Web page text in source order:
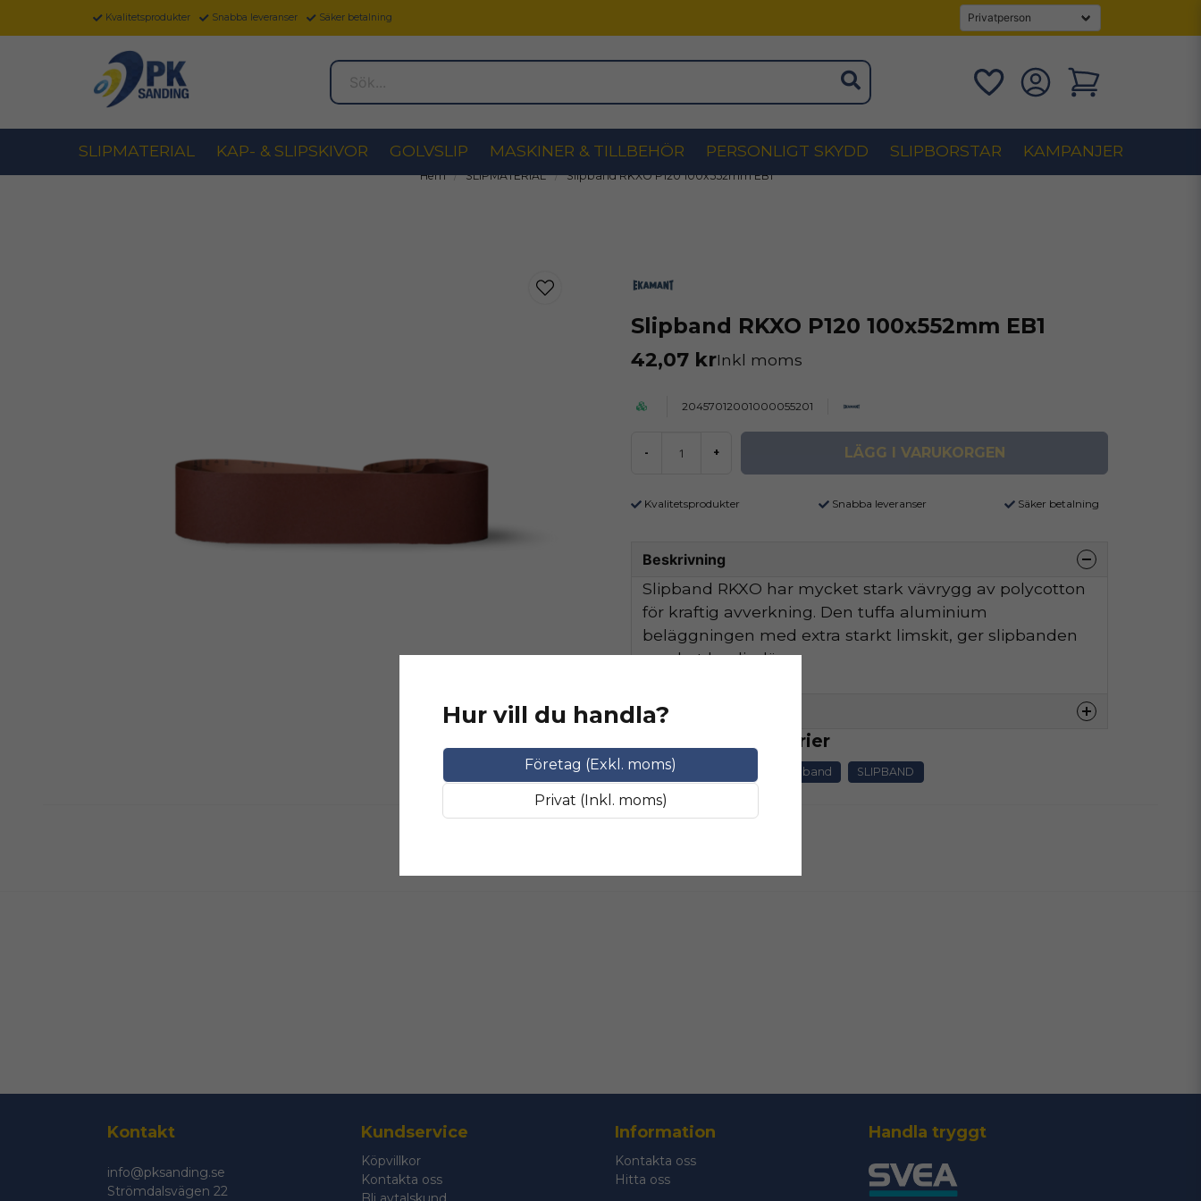
Kvalitetsprodukter Snabba leveranser Säker betalning
Sök...
SLIPMATERIAL KAP- & SLIPSKIVOR GOLVSLIP MASKINER & TILLBEHÖR PERSONLIGT SKYDD SLIPBORSTAR KAMPANJER
Hem SLIPMATERIAL Slipband RKXO P120 100x552mm EB1
Slipband RKXO P120 100x552mm EB1
42,07 krInkl moms
20457012001000055201
- + LÄGG I VARUKORGEN
Kvalitetsprodukter Snabba leveranser Säker betalning
Beskrivning
Slipband RKXO har mycket stark vävrygg av polycotton
för kraftig avverkning. Den tuffa aluminium
beläggningen med extra starkt limskit, ger slipbanden
mycket bra livsläng.
Ställ en produktfråga
question
Fråga oss något om denna produkten...
Relaterade kategorier
SLIPMATERIAL Smala slipband SLIPBAND
Hur vill du handla?
Företag (Exkl. moms)
Privat (Inkl. moms)
Kontakt
info@pksanding.se
Strömdalsvägen 22
Kundservice
Köpvillkor
Kontakta oss
Information
Kontakta oss
Hitta oss
Handla tryggt